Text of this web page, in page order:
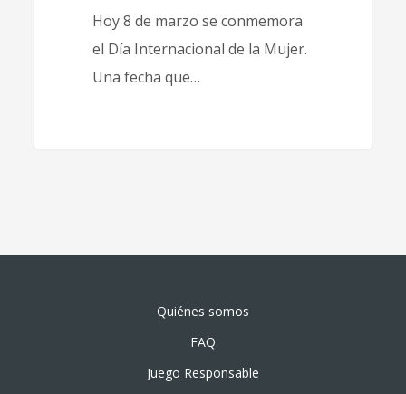
Hoy 8 de marzo se conmemora
el Día Internacional de la Mujer.
Una fecha que…
Quiénes somos
FAQ
Juego Responsable